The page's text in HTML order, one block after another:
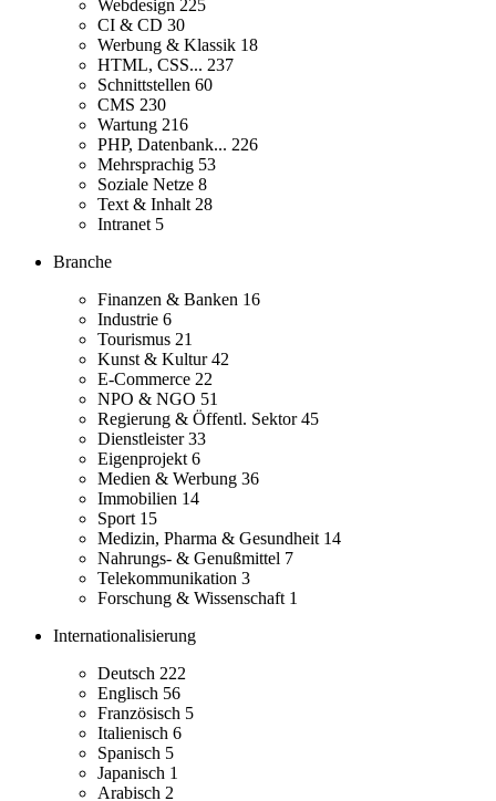
Webdesign 225
CI & CD 30
Werbung & Klassik 18
HTML, CSS... 237
Schnittstellen 60
CMS 230
Wartung 216
PHP, Datenbank... 226
Mehrsprachig 53
Soziale Netze 8
Text & Inhalt 28
Intranet 5
Branche
Finanzen & Banken 16
Industrie 6
Tourismus 21
Kunst & Kultur42
E-Commerce 22
NPO & NGO 51
Regierung & Öffentl. Sektor45
Dienstleister33
Eigenprojekt 6
Medien & Werbung 36
Immobilien 14
Sport 15
Medizin, Pharma & Gesundheit 14
Nahrungs- & Genußmittel 7
Telekommunikation 3
Forschung & Wissenschaft 1
Internationalisierung
Deutsch 222
Englisch 56
Französisch 5
Italienisch 6
Spanisch 5
Japanisch 1
Arabisch 2